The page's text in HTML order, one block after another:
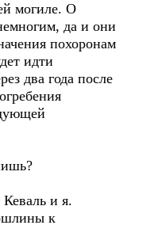
могиле. О
да и они
похоронам
идти
два года после
и я.
к